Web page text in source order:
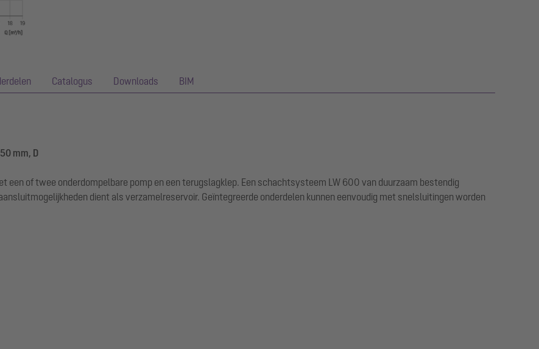
Catalogus Downloads BIM
mm, D
of twee onderdompelbare pomp en een terugslagklep. Een schachtsysteem LW 600 van duurzaam bestendig
dient als verzamelreservoir. Geïntegreerde onderdelen kunnen eenvoudig met snelsluitingen worden